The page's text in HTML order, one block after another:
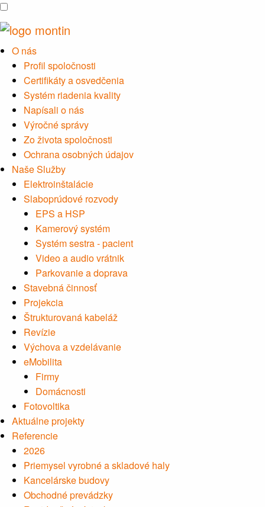
O nás
Profil spoločnosti
Certifikáty a osvedčenia
Systém riadenia kvality
Napísali o nás
Výročné správy
Zo života spoločnosti
Ochrana osobných údajov
Naše Služby
Elektroinštalácie
Slaboprúdové rozvody
EPS a HSP
Kamerový systém
Systém sestra - pacient
Video a audio vrátnik
Parkovanie a doprava
Stavebná činnosť
Projekcia
Štrukturovaná kabeláž
Revízie
Výchova a vzdelávanie
eMobilita
Firmy
Domácnosti
Fotovoltika
Aktuálne projekty
Referencie
2026
Priemysel vyrobné a skladové haly
Kancelárske budovy
Obchodné prevádzky